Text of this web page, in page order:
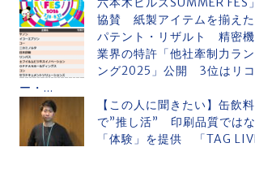
協賛 紙製アイテムを揃えた
パテント・リザルト 精密
業界の特許「他社牽制力ラ
ング2025」公開 3位はリコ
ー・...
【この人に聞きたい】缶飲料
で”推し活” 印刷品質ではな
「体験」を提供 「TAG